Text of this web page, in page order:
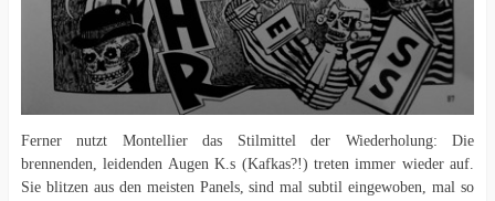
Ferner nutzt Montellier das Stilmittel der Wiederholung: Die
brennenden, leidenden Augen K.s (Kafkas?!) treten immer wieder auf.
Sie blitzen aus den meisten Panels, sind mal subtil eingewoben, mal so